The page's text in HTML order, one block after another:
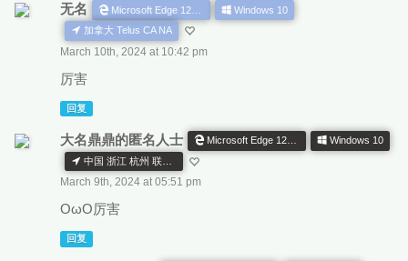
无名 Microsoft Edge 122.0.0.0
Windows 10
加拿大 Telus CA NA
March 10th, 2024 at 10:42 pm
厉害
回复
大名鼎鼎的匿名人士 Microsoft Edge 121.0.0.0
Windows 10
中国 浙江 杭州 联通 CN AS
March 9th, 2024 at 05:51 pm
OωO厉害
回复